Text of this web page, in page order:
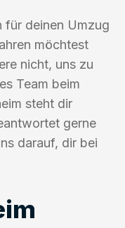
für deinen Umzug
möchtest
nicht, uns zu
Team beim
steht dir
gerne
darauf, dir bei